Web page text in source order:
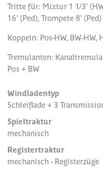
Tritte für: Mixtur 1 1/3'
16' (Ped), Trompete 8' (Ped)
Koppeln: Pos-HW, BW-HW,
Tremulanten:
Pos + BW
Windladentyp
Schleiflade + 3
Spieltraktur
mechanisch
Registertraktur
mechanisch - Registerzüge